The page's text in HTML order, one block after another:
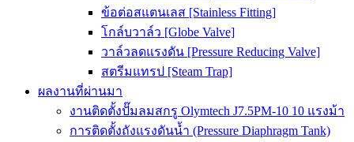
ข้อต่อสแตนเลส [Stainless Fitting]
โกล์บวาล์ว [Globe Valve]
วาล์วลดแรงดัน [Pressure Reducing Valve]
สตรีมแทรป [Steam Trap]
ผลงานที่ผ่านมา
งานติดตั้งปั๊มลมสกรู Olymtech J7.5PM-10 10 แรงม้า
การติดตั้งถังแรงดันน้ำ (Pressure Diaphragm Tank)